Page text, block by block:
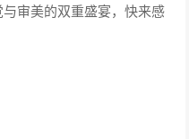
审美的双重盛宴，快来感